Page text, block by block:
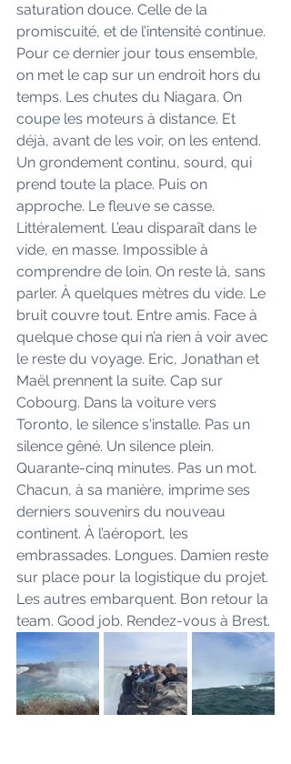
saturation douce. Celle de la
promiscuité, et de l’intensité continue.
Pour ce dernier jour tous ensemble,
on met le cap sur un endroit hors du
temps. Les chutes du Niagara. On
coupe les moteurs à distance. Et
déjà, avant de les voir, on les entend.
Un grondement continu, sourd, qui
prend toute la place. Puis on
approche. Le fleuve se casse.
Littéralement. L’eau disparaît dans le
vide, en masse. Impossible à
comprendre de loin. On reste là, sans
parler. À quelques mètres du vide. Le
bruit couvre tout. Entre amis. Face à
quelque chose qui n’a rien à voir avec
le reste du voyage. Eric, Jonathan et
Maël prennent la suite. Cap sur
Cobourg. Dans la voiture vers
Toronto, le silence s'installe. Pas un
silence gêné. Un silence plein.
Quarante-cinq minutes. Pas un mot.
Chacun, à sa manière, imprime ses
derniers souvenirs du nouveau
continent. À l’aéroport, les
embrassades. Longues. Damien reste
sur place pour la logistique du projet.
Les autres embarquent. Bon retour la
team. Good job. Rendez-vous à Brest.